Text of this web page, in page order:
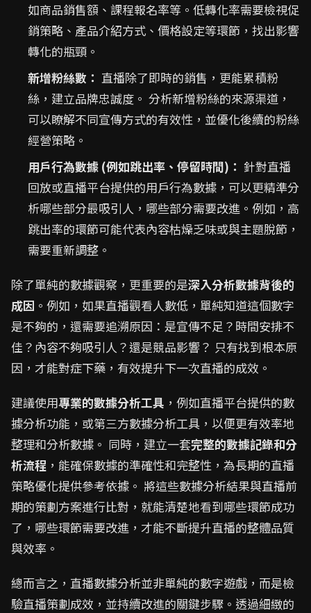
如商品銷售額、課程報名率等。低轉化率需要檢視促
銷策略、產品介紹方式、價格設定等環節，找出影響
轉化的瓶頸。
新增粉絲數： 直播除了即時的銷售，更能累積粉
絲，建立品牌忠誠度。 分析新增粉絲的來源渠道，
可以瞭解不同宣傳方式的有效性，並優化後續的粉絲
經營策略。
用戶行為數據 (例如跳出率、停留時間)： 針對直播
回放或直播平台提供的用戶行為數據，可以更精準分
析哪些部分最吸引人，哪些部分需要改進。例如，高
跳出率的環節可能代表內容枯燥乏味或與主題脫節，
需要重新調整。
除了單純的數據觀察，更重要的是深入分析數據背後的
成因 。例如，如果直播觀看人數低，單純知道這個數字
是不夠的，還需要追溯原因：是宣傳不足？時間安排不
佳？內容不夠吸引人？還是競品影響？ 只有找到根本原
因，才能對症下藥，有效提升下一次直播的成效。
建議使用專業的數據分析工具 ，例如直播平台提供的數
據分析功能，或第三方數據分析工具，以便更有效率地
整理和分析數據。 同時，建立一套完整的數據記錄和分
析流程 ，能確保數據的準確性和完整性，為長期的直播
策略優化提供參考依據。 將這些數據分析結果與直播前
期的策劃方案進行比對，就能清楚地看到哪些環節成功
了，哪些環節需要改進，才能不斷提升直播的整體品質
與效率。
總而言之，直播數據分析並非單純的數字遊戲，而是檢
驗直播策劃成效，並持續改進的關鍵步驟。透過細緻的